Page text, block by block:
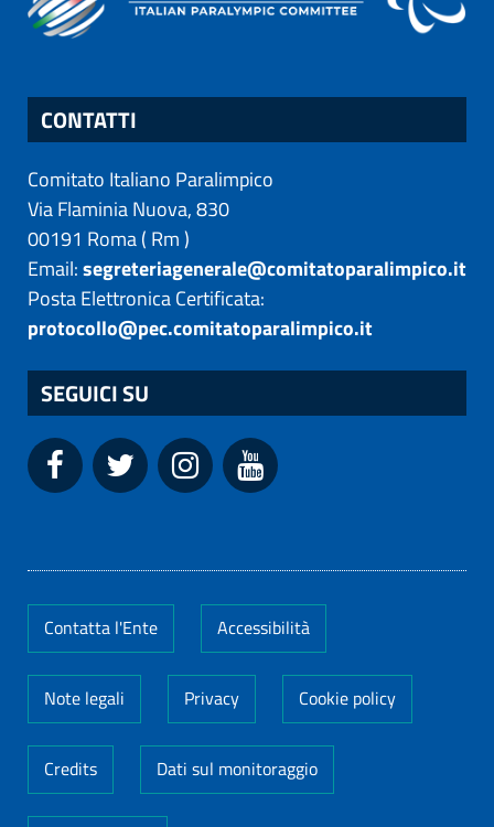
CONTATTI
Comitato Italiano Paralimpico
Via Flaminia Nuova, 830
00191 Roma( Rm)
Email:segreteriagenerale@comitatoparalimpico.it
Posta Elettronica Certificata:
protocollo@pec.comitatoparalimpico.it
SEGUICI SU
Contatta l'Ente Accessibilità
Note legali Privacy Cookie policy
Credits Dati sul monitoraggio